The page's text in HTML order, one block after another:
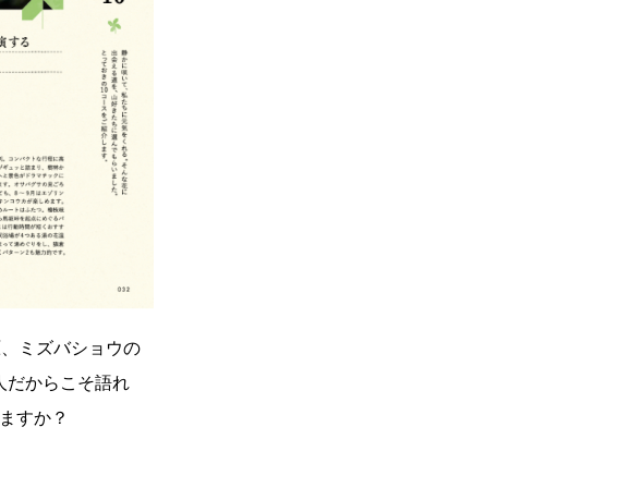
ミズバショウの
だからこそ語れ
すか？